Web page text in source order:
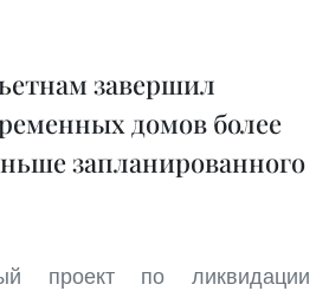
завершил
домов более
запланированного
проект по ликвидации